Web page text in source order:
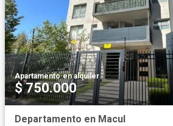
Apartamento·en alquiler
$ 750.000
Departamento en Macul